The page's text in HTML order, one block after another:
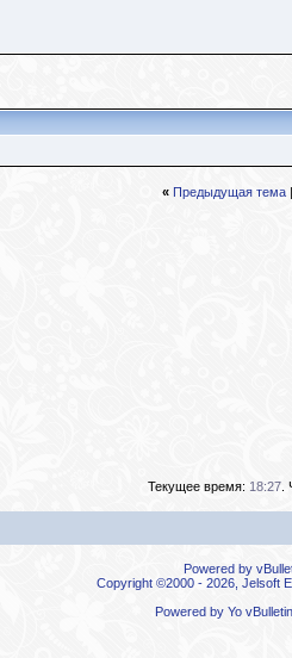
« Предыдущая тема|
Текущее время: 18:27
Powered by
Copyright ©2000 - 2026, Jelsoft
Powered by Yo